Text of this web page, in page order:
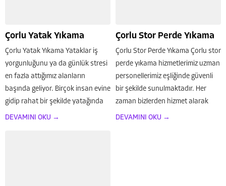
Çorlu Yatak Yıkama
Çorlu Yatak Yıkama Yataklar iş
yorgunluğunu ya da günlük stresi
en fazla attığımız alanların
başında geliyor. Birçok insan evine
gidip rahat bir şekilde yatağında
dinlenmek istiyor. Bu tarzdaki
DEVAMINI OKU →
Çorlu Stor Perde Yıkama
Çorlu Stor Perde Yıkama Çorlu stor
perde yıkama hizmetlerimiz uzman
personellerimiz eşliğinde güvenli
bir şekilde sunulmaktadır. Her
zaman bizlerden hizmet alarak
düşük maliyetli, hijyenik ve hızlı bir
DEVAMINI OKU →